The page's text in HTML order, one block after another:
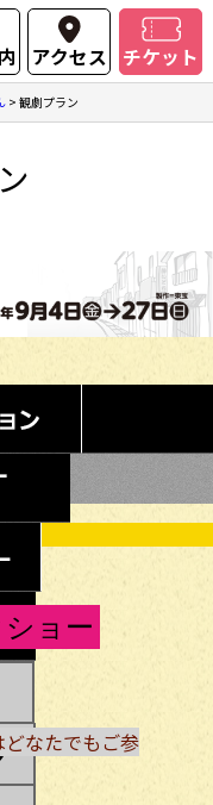
アクセス チケット
> 観劇プラン
ョー
なたでもご参